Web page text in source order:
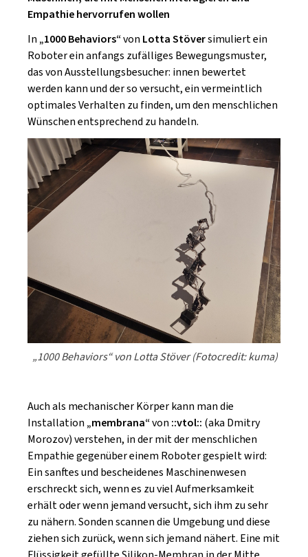
Empathie hervorrufen wollen
In„1000 Behaviors“von Lotta Stöversimuliert ein
Roboter ein anfangs zufälliges Bewegungsmuster,
das von Ausstellungsbesucher: innen bewertet
werden kann und der so versucht, ein vermeintlich
optimales Verhalten zu finden, um den menschlichen
Wünschen entsprechend zu handeln.
„1000 Behaviors“ von Lotta Stöver (Fotocredit: kuma)
Auch als mechanischer Körper kann man die
Installation„membrana“von ::vtol:: (aka Dmitry
Morozov) verstehen, in der mit der menschlichen
Empathie gegenüber einem Roboter gespielt wird:
Ein sanftes und bescheidenes Maschinenwesen
erschreckt sich, wenn es zu viel Aufmerksamkeit
erhält oder wenn jemand versucht, sich ihm zu sehr
zu nähern. Sonden scannen die Umgebung und diese
ziehen sich zurück, wenn sich jemand nähert. Eine mit